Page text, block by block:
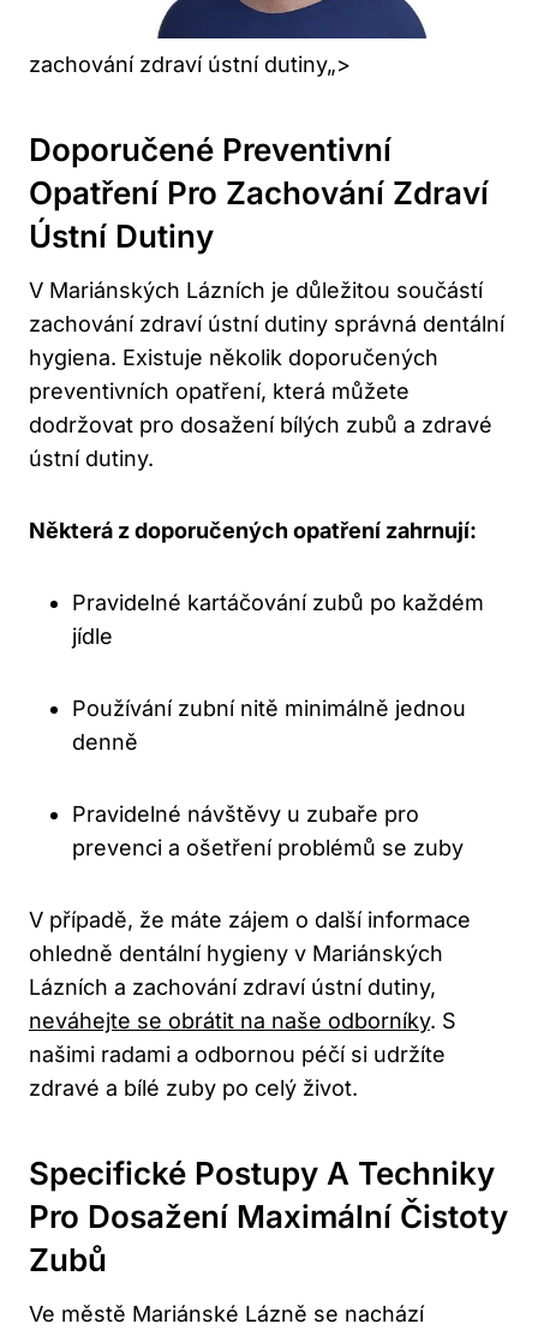
zachování zdraví ústní dutiny„>
Doporučené Preventivní
Opatření Pro Zachování Zdraví
Ústní Dutiny
V Mariánských Lázních je důležitou součástí
zachování zdraví ústní dutiny správná dentální
hygiena. Existuje několik doporučených
preventivních opatření, která můžete
dodržovat pro dosažení bílých zubů a zdravé
ústní dutiny.
Některá z doporučených opatření zahrnují:
Pravidelné kartáčování zubů po každém
jídle
Používání zubní nitě minimálně jednou
denně
Pravidelné návštěvy u zubaře pro
prevenci a ošetření problémů se zuby
V případě, že máte zájem o další informace
ohledně dentální hygieny v Mariánských
Lázních a zachování zdraví ústní dutiny,
neváhejte se obrátit na naše odborníky. S
našimi radami a odbornou péčí si udržíte
zdravé a bílé zuby po celý život.
Specifické Postupy A Techniky
Pro Dosažení Maximální Čistoty
Zubů
Ve městě Mariánské Lázně se nachází